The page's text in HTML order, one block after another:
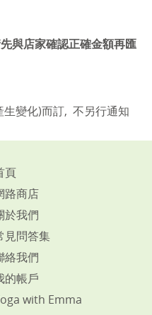
與店家確認正確金額再匯
變化)而訂, 不另行通知
頁
路商店
於我們
見問答集
絡我們
的帳戶
with Emma